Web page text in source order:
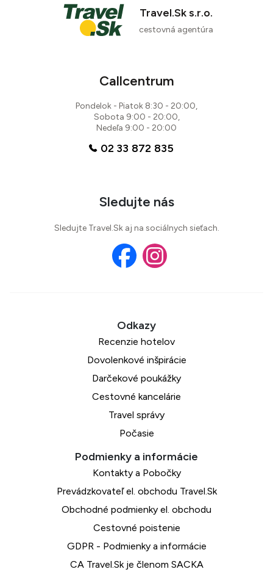
80 %
23 recenzií
Travel.Sk s.r.o.
cestovná agentúra
Callcentrum
Pondelok - Piatok 8:30 - 20:00,
Sobota 9:00 - 20:00,
Nedeľa 9:00 - 20:00
02 33 872 835
Sledujte nás
Sledujte Travel.Sk aj na sociálnych sieťach.
Recenzie hotelov
Dovolenkové inšpirácie
Darčekové poukážky
Cestovné kancelárie
Travel správy
Počasie
Kontakty a Pobočky
Prevádzkovateľ el. obchodu Travel.Sk
Obchodné podmienky el. obchodu
Cestovné poistenie
GDPR - Podmienky a informácie
CA Travel.Sk je členom SACKA